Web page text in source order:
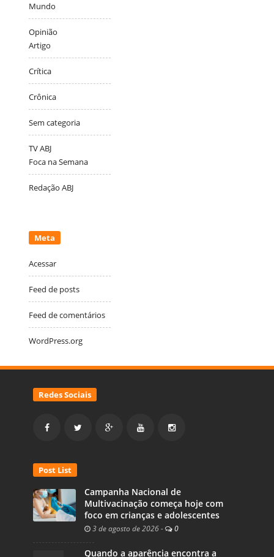
Mundo
Opinião
Artigo
Crítica
Crônica
Sem categoria
TV ABJ
Foca na Semana
Redação ABJ
Meta
Acessar
Feed de posts
Feed de comentários
WordPress.org
Redes Sociais
Post List
Campanha Nacional de
Multivacinação começa hoje com
foco em crianças e adolescentes
3 de agosto de 2026 - 0
Quando a aparência encontra a